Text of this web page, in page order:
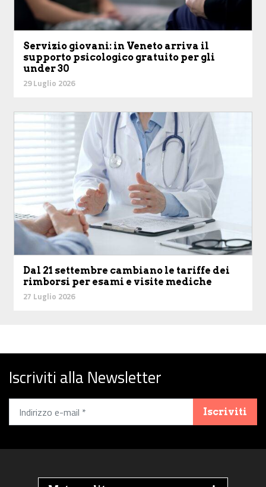
Servizio giovani: in Veneto arriva il
supporto psicologico gratuito per gli
under 30
29 Luglio 2026
Dal 21 settembre cambiano le tariffe dei
rimborsi per esami e visite mediche
27 Luglio 2026
Iscriviti alla Newsletter
Iscriviti